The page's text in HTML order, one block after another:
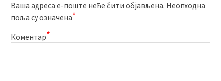
Ваша адреса е-поште неће бити објављена. Неопходна
поља су означена*
Коментар*